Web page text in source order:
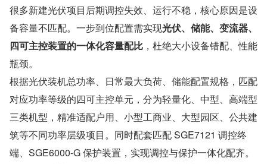
很多新建光伏项目后期调控失效、运行不稳，核心原因是设
备容量不匹配。一步到位配置需实现光伏、储能、变流器、
四可主控装置的一体化容量配比 ，杜绝大小设备错配、性能
瓶颈。
根据光伏装机总功率、日常最大负荷、储能配置规格，匹配
对应功率等级的四可主控单元，分为轻量化、中型、高端型
三类机型，精准适配户用、小型工商业、大型园区、公共建
筑等不同功率层级项目。同时配套匹配 SGE7121 调控终
端、SGE6000-G 保护装置，实现调控与保护一体化配齐。